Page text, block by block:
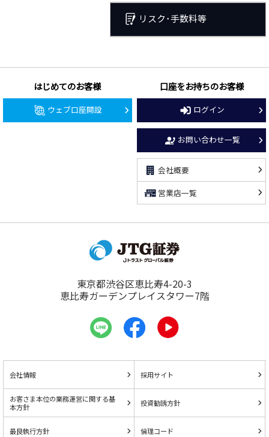
リスク･手数料等
はじめてのお客様
ウェブ口座開設
口座をお持ちのお客様
ログイン
お問い合わせ一覧
会社概要
営業店一覧
東京都渋谷区恵比寿4-20-3
恵比寿ガーデンプレイスタワー7階
会社情報 採用サイト
お客さま本位の業務運営に関する基
本方針
投資勧誘方針
最良執行方針 倫理コード